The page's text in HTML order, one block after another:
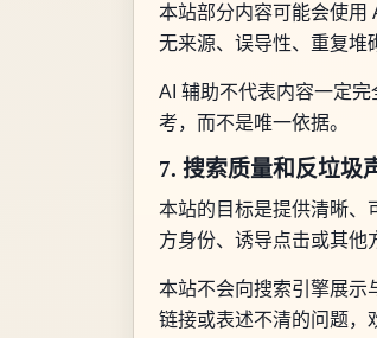
本站部分内容可能会使用
无来源、误导性、重复堆
AI 辅助不代表内容一定
考，而不是唯一依据。
7. 搜索质量和反垃圾
本站的目标是提供清晰、
方身份、诱导点击或其他
本站不会向搜索引擎展示
链接或表述不清的问题，